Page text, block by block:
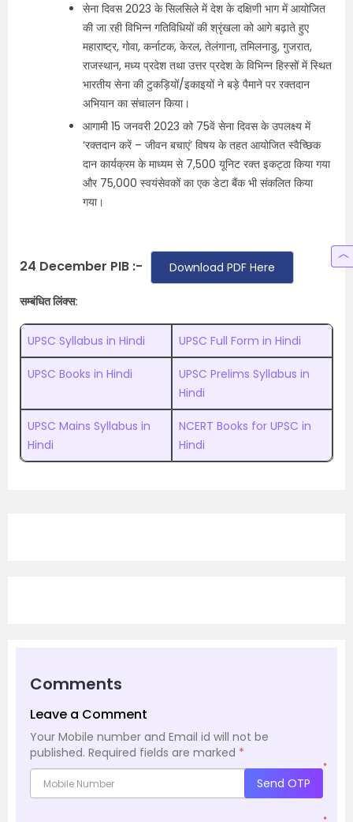
सेना दिवस 2023 के सिलसिले में देश के दक्षिणी भाग में आयोजित
की जा रही विभिन्न गतिविधियों की श्रृंखला को आगे बढ़ाते हुए
महाराष्ट्र, गोवा, कर्नाटक, केरल, तेलंगाना, तमिलनाडु, गुजरात,
राजस्थान, मध्य प्रदेश तथा उत्तर प्रदेश के विभिन्न हिस्सों में स्थित
भारतीय सेना की टुकड़ियों/इकाइयों ने बड़े पैमाने पर रक्तदान
अभियान का संचालन किया।
आगामी 15 जनवरी 2023 को 75वें सेना दिवस के उपलक्ष्य में
‘रक्तदान करें – जीवन बचाएं’ विषय के तहत आयोजित स्वैच्छिक
दान कार्यक्रम के माध्यम से 7,500 यूनिट रक्त इकट्ठा किया गया
और 75,000 स्वयंसेवकों का एक डेटा बैंक भी संकलित किया
गया।
24 December PIB :- Download PDF Here
सम्बंधित लिंक्स:
UPSC Syllabus in Hindi UPSC Full Form in Hindi
UPSC Books in Hindi
UPSC Prelims Syllabus in
Hindi
UPSC Mains Syllabus in
Hindi
NCERT Books for UPSC in
Hindi
Comments
Leave a Comment
Your Mobile number and Email id will not be
published. Required fields are marked *
*
Send OTP